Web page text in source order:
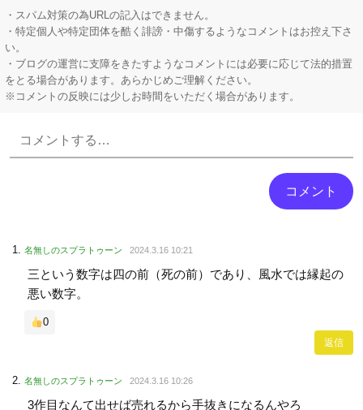
任天堂ソフトのダウンロード率61.5%ｗｗｗ
・スパム対策の為URLの記入はできません。
・特定個人や特定団体を酷く誹謗・中傷するようなコメントはお控え下さ
い。
・ブログの運営に支障をきたすようなコメントには必要に応じて法的措置
をとる場合があります。あらかじめご理解ください。
※コメントの反映には少しお時間をいただく場合があります。
名無しのスプラトゥーン 2024.3.16 10:21
三という数字は四の前（死の前）であり、風水では縁起の
悪い数字。
0
返信
名無しのスプラトゥーン 2024.3.16 10:26
3作目なんて出せば売れるから手抜きになるんやろ